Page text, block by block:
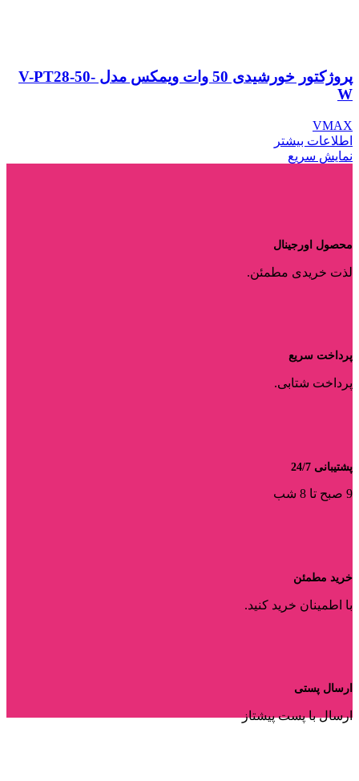
پروژکتور خورشیدی 50 وات ویمکس مدل V-PT28-50-
W
VMAX
اطلاعات بیشتر
نمایش سریع
محصول اورجینال
لذت خریدی مطمئن.
پرداخت سریع
پرداخت شتابی.
پشتیبانی 24/7
9 صبح تا 8 شب
خرید مطمئن
با اطمینان خرید کنید.
ارسال پستی
ارسال با پست پیشتاز